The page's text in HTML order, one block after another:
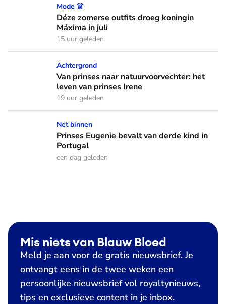
Déze zomerse outfits droeg koningin Máxima in juli
Mode 👗
Déze zomerse outfits droeg koningin
Máxima in juli
15 uur geleden
Van prinses naar natuurvoorvechter: het leven van prinses
Achtergrond
Van prinses naar natuurvoorvechter: het
leven van prinses Irene
19 uur geleden
Prinses Eugenie bevalt van derde kind in Portugal
Net binnen
Prinses Eugenie bevalt van derde kind in
Portugal
een dag geleden
Mis niets van Blauw Bloed
Meld je aan voor de gratis nieuwsbrief. Je
ontvangt eens in de twee weken een
persoonlijke nieuwsbrief vol royaltynieuws,
tips en exclusieve content in je inbox.